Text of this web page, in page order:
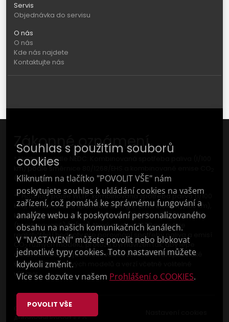
Servis
Objednávka do servisu
O nás
O nás
Kde nás najdete
Kontaktujte nás
Zákonné oznámení
* Hodnoty podle NEDC: Kombinovaná spotřeba paliva (l/100
km) podle směrnice 80/1268/EHS a kombinované emise CO
(g/km).
** Hodnoty podle WLTP: kombinovaná spotřeba paliva (l/100
km), kombinovaná spotřeba energie (kWh elektřiny/100 km),
kombinovaný elektrický dojezd (km); Emise CO2(vážené)
(kombinované) (g/km). Nový postup WLTP poskytuje
realističtější hodnoty pro porovnání spotřeby paliva a emisí
CO
různých modelů, protože byl navržen tak, aby lépe
odrážel skutečné jízdní chování a zohledňoval specifické
vlastnosti jednotlivých modelů a verzí včetně volitelné
výbavy.
Copyright © 2023 F
Automobil Import s.r.o.
Souhlas s použitím souborů
cookies
Kliknutím na tlačítko "POVOLIT VŠE" nám
poskytujete souhlas k ukládání cookies na vašem
zařízení, což pomáhá ke správnému fungování a
analýze webu a k poskytování personalizovaného
obsahu na našich komunikačních kanálech.
V "NASTAVENÍ" můžete povolit nebo blokovat
jednotlivé typy cookies. Toto nastavení můžete
kdykoli změnit.
Více se dozvíte v našem Prohlášení o COOKIES.
POVOLIT VŠE